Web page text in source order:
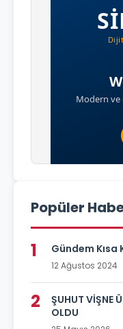
Popüler
1 Gündem Kısa
12 Ağustos 2024
2
ŞUHUT VİŞNE
OLDU